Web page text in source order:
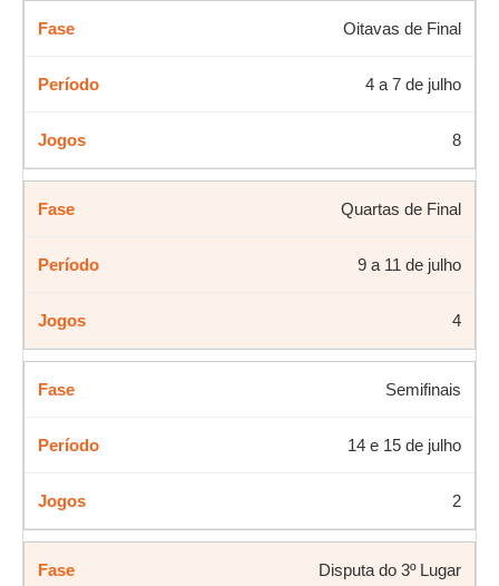
Oitavas de Final
4 a 7 de julho
8
Quartas de Final
9 a 11 de julho
4
Semifinais
14 e 15 de julho
2
Disputa do 3º Lugar